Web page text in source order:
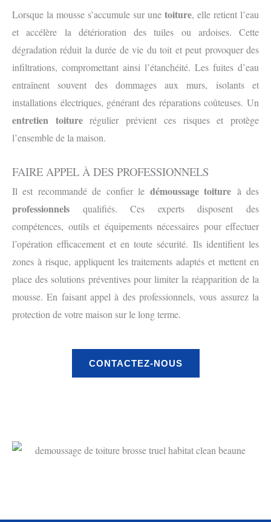
Lorsque la mousse s’accumule sur une toiture, elle retient l’eau
et accélère la détérioration des tuiles ou ardoises. Cette
dégradation réduit la durée de vie du toit et peut provoquer des
infiltrations, compromettant ainsi l’étanchéité. Les fuites d’eau
entraînent souvent des dommages aux murs, isolants et
installations électriques, générant des réparations coûteuses. Un
entretien toiturerégulier prévient ces risques et protège
l’ensemble de la maison.
FAIRE APPEL À DES PROFESSIONNELS
Il est recommandé de confier le démoussage toiture à des
professionnels qualifiés. Ces experts disposent des
compétences, outils et équipements nécessaires pour effectuer
l’opération efficacement et en toute sécurité. Ils identifient les
zones à risque, appliquent les traitements adaptés et mettent en
place des solutions préventives pour limiter la réapparition de la
mousse. En faisant appel à des professionnels, vous assurez la
protection de votre maison sur le long terme.
CONTACTEZ-NOUS